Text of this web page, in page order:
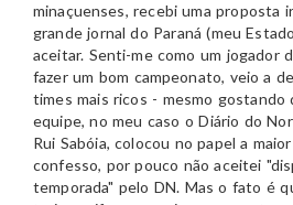
minaçuenses, recebi uma proposta
grande jornal do Paraná (meu
aceitar. Senti-me como um jogador
fazer um bom campeonato, veio a
times mais ricos - mesmo gostando
equipe, no meu caso o Diário do
Rui Sabóia, colocou no papel a
confesso, por pouco não aceitei
temporada" pelo DN. Mas o fato é